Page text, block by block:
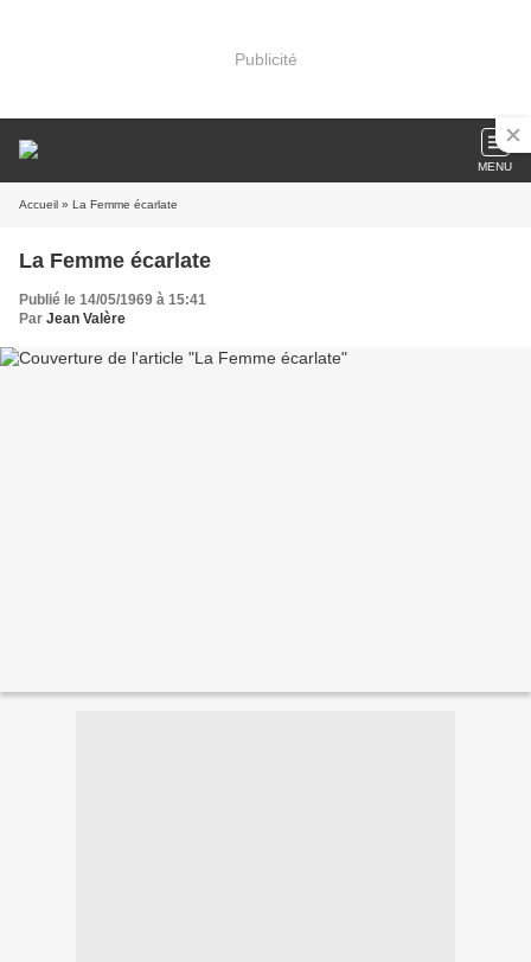
Publicité
MENU
Accueil » La Femme écarlate
La Femme écarlate
Publié le 14/05/1969 à 15:41
Par Jean Valère